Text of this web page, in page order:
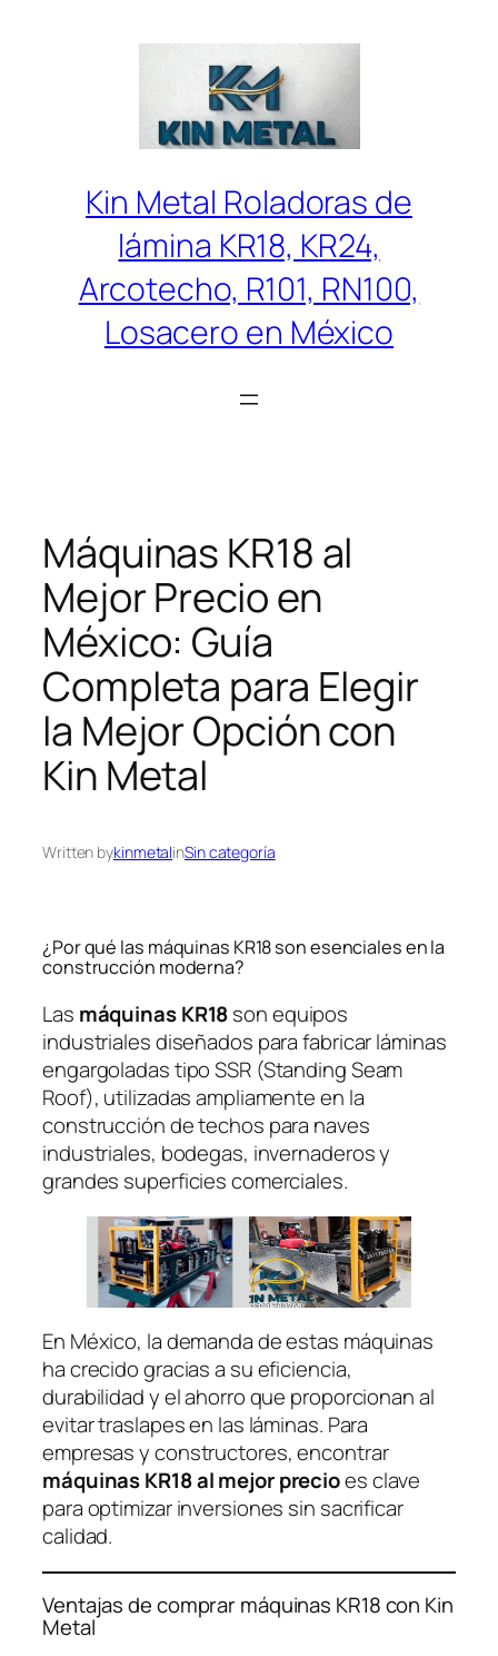
Kin Metal Roladoras de
lámina KR18, KR24,
Arcotecho, R101, RN100,
Losacero en México
Máquinas KR18 al
Mejor Precio en
México: Guía
Completa para Elegir
la Mejor Opción con
Kin Metal
Written bykinmetalinSin categoría
¿Por qué las máquinas KR18 son esenciales en la
construcción moderna?
Las máquinas KR18son equipos
industriales diseñados para fabricar láminas
engargoladas tipo SSR (Standing Seam
Roof), utilizadas ampliamente en la
construcción de techos para naves
industriales, bodegas, invernaderos y
grandes superficies comerciales.
En México, la demanda de estas máquinas
ha crecido gracias a su eficiencia,
durabilidad y el ahorro que proporcionan al
evitar traslapes en las láminas. Para
empresas y constructores, encontrar
máquinas KR18 al mejor precioes clave
para optimizar inversiones sin sacrificar
calidad.
Ventajas de comprar máquinas KR18 con Kin
Metal